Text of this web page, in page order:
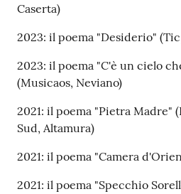
Caserta)
2023: il poema "Desiderio"
2023: il poema "C'è un cielo
(Musicaos, Neviano)
2021: il poema "Pietra Madre"
Sud, Altamura)
2021: il poema "Camera
2021: il poema "Specchio